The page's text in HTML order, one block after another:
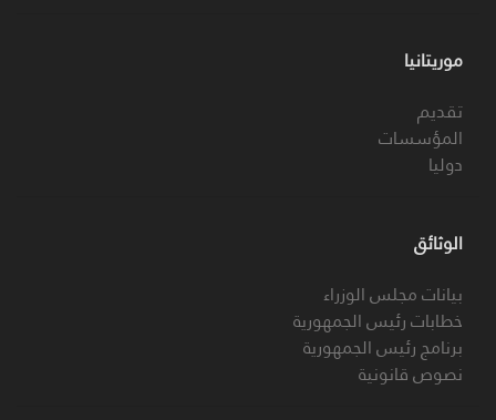
موريتانيا
تقديم
المؤسسات
دوليا
الوثائق
بيانات مجلس الوزراء
خطابات رئيس الجمهورية
برنامج رئيس الجمهورية
نصوص قانونية